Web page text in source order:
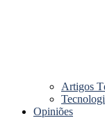
Artigos
Opiniões